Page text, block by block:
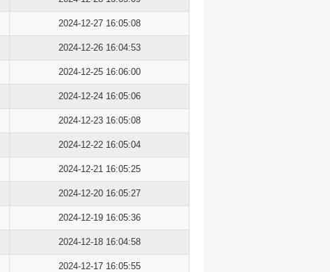
2024-12-27 16:05:08
2024-12-26 16:04:53
2024-12-25 16:06:00
2024-12-24 16:05:06
2024-12-23 16:05:08
2024-12-22 16:05:04
2024-12-21 16:05:25
2024-12-20 16:05:27
2024-12-19 16:05:36
2024-12-18 16:04:58
2024-12-17 16:05:55